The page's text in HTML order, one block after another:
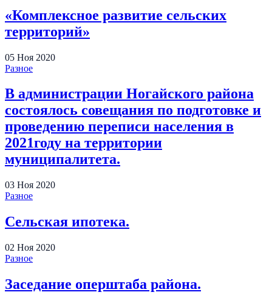
«Комплексное развитие сельских
территорий»
05 Ноя 2020
Разное
В администрации Ногайского района
состоялось совещания по подготовке и
проведению переписи населения в
2021году на территории
муниципалитета.
03 Ноя 2020
Разное
Сельская ипотека.
02 Ноя 2020
Разное
Заседание оперштаба района.